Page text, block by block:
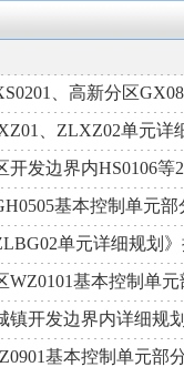
、高新分区
、ZLXZ02单元详
开发边界内HS0106
基本控制单元
单元详细规划
WZ0101基本控制单
镇开发边界内详细规
基本控制单元部